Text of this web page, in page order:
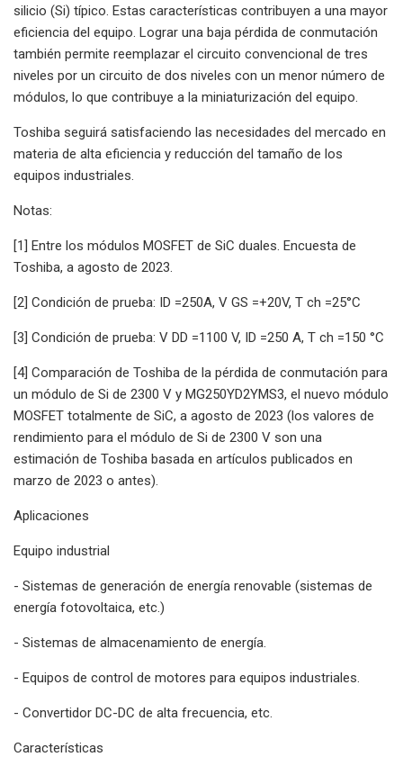
silicio (Si) típico. Estas características contribuyen a una mayor
eficiencia del equipo. Lograr una baja pérdida de conmutación
también permite reemplazar el circuito convencional de tres
niveles por un circuito de dos niveles con un menor número de
módulos, lo que contribuye a la miniaturización del equipo.
Toshiba seguirá satisfaciendo las necesidades del mercado en
materia de alta eficiencia y reducción del tamaño de los
equipos industriales.
Notas:
[1] Entre los módulos MOSFET de SiC duales. Encuesta de
Toshiba, a agosto de 2023.
[2] Condición de prueba: ID =250A, V GS =+20V, T ch =25°C
[3] Condición de prueba: V DD =1100 V, ID =250 A, T ch =150 °C
[4] Comparación de Toshiba de la pérdida de conmutación para
un módulo de Si de 2300 V y MG250YD2YMS3, el nuevo módulo
MOSFET totalmente de SiC, a agosto de 2023 (los valores de
rendimiento para el módulo de Si de 2300 V son una
estimación de Toshiba basada en artículos publicados en
marzo de 2023 o antes).
Aplicaciones
Equipo industrial
- Sistemas de generación de energía renovable (sistemas de
energía fotovoltaica, etc.)
- Sistemas de almacenamiento de energía.
- Equipos de control de motores para equipos industriales.
- Convertidor DC-DC de alta frecuencia, etc.
Características